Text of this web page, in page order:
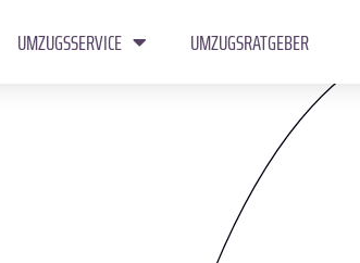
UMZUGSSERVICE UMZUGSRATGEBER